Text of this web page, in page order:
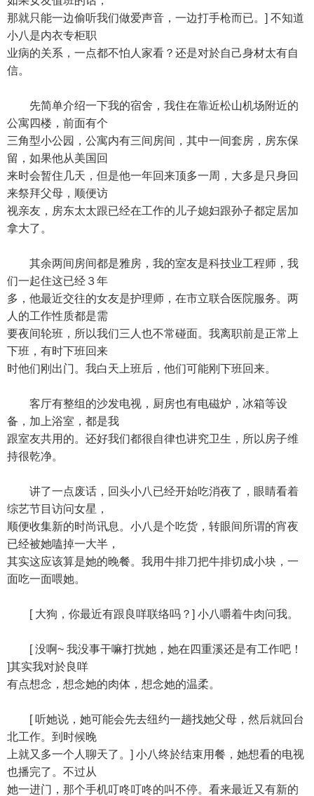
那就只能一边偷听我们做爱声音，一边打手枪而已。] 不知道
小八是内衣专柜职
业病的关系，一点都不怕人家看？还是对於自己身材太有自
信。
先简单介绍一下我的宿舍，我住在靠近松山机场附近的
公寓四楼，前面有个
三角型小公园，公寓内有三间房间，其中一间套房，房东保
留，如果他从美国回
来时会暂住几天，但是他一年回来顶多一周，大多是只身回
来祭拜父母，顺便访
视亲友，房东太太跟已经在工作的儿子媳妇跟孙子都定居加
拿大了。
其余两间房间都是雅房，我的室友是科技业工程师，我
们一起住这已经３年
多，他最近交往的女友是护理师，在市立联合医院服务。两
人的工作性质都是需
要夜间轮班，所以我们三人也不常碰面。我离职前是正常上
下班，有时下班回来
时他们刚出门。我白天上班后，他们可能刚下班回来。
客厅有整组的沙发电视，厨房也有电磁炉，冰箱等设
备，加上浴室，都是我
跟室友共用的。还好我们都很自律也讲究卫生，所以房子维
持很乾净。
讲了一点废话，回头小八已经开始吃消夜了，眼睛看着
综艺节目访问女星，
顺便收集新的时尚讯息。小八是个吃货，转眼间所谓的宵夜
已经被她嗑掉一大半，
其实这应该算是她的晚餐。我用牛排刀把牛排切成小块，一
面吃一面喂她。
[ 大狗，你最近有跟良咩联络吗？] 小八嚼着牛肉问我。
[ 没啊~ 我没事干嘛打扰她，她在四重溪还是有工作吧！
]其实我对於良咩
有点想念，想念她的肉体，想念她的温柔。
[ 听她说，她可能会先去纽约一趟找她父母，然后就回台
北工作。到时候晚
上就又多一个人聊天了。] 小八终於结束用餐，她想看的电视
也播完了。不过从
她一进门，那个手机叮咚叮咚的叫不停。看来最近又有新的